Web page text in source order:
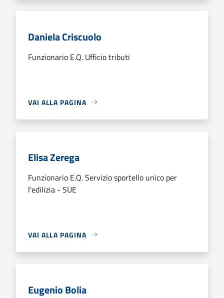
Daniela Criscuolo
Funzionario E.Q. Ufficio tributi
VAI ALLA PAGINA
Elisa Zerega
Funzionario E.Q. Servizio sportello unico per
l'edilizia - SUE
VAI ALLA PAGINA
Eugenio Bolia